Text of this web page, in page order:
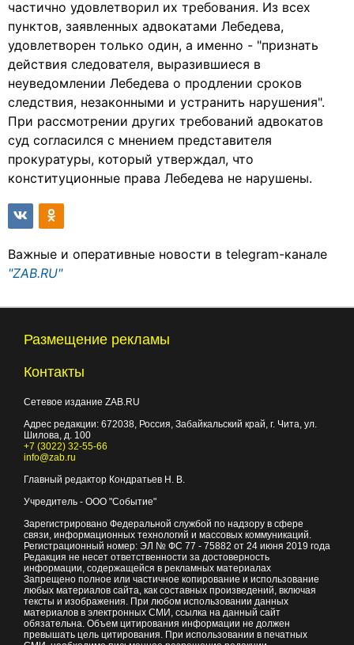
частично удовлетворил их требования. Из всех
пунктов, заявленных адвокатами Лебедева,
удовлетворен только один, а именно - "признать
действия следователя, выразившиеся в
неуведомлении Лебедева о продлении сроков
следствия, незаконными и устранить нарушения".
При рассмотрении других требований адвокатов
суд согласился с мнением представителя
прокуратуры, который утверждал, что
конституционные права Лебедева не нарушены.
Важные и оперативные новости в telegram-канале
"ZAB.RU"
Размещение рекламы
Контакты
Сетевое издание ZAB.RU
Адрес редакции: 672038, Россия, Забайкальский край, г. Чита, ул.
Шилова, д. 100
+7 (3022) 32-55-66
info@zab.ru
Главный редактор Кондратьев Н. В.
Учредитель - ООО "Событие"
Зарегистрировано Федеральной службой по надзору в сфере
связи, информационных технологий и массовых коммуникаций.
Регистрационный номер: ЭЛ № ФС 77 - 75882 от 24 июня 2019 года
Редакция не несет ответственности за достоверность
информации, содержащейся в рекламных материалах
Запрещено полное или частичное копирование и использование
любых материалов сайта, как составных произведений, включая
тексты и изображения. При любом использовании данных
материалов в электронных СМИ, ссылка на данный сайт
обязательна. Объем цитирования информации не должен
превышать цель цитирования. При использовании в печатных